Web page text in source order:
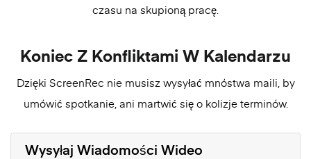
czasu na skupioną pracę.
Wysyłaj Wiadomości Wideo
Koniec Z Konfliktami W Kalendarzu
Dzięki ScreenRec nie musisz wysyłać mnóstwa maili, by
umówić spotkanie, ani martwić się o kolizje terminów.